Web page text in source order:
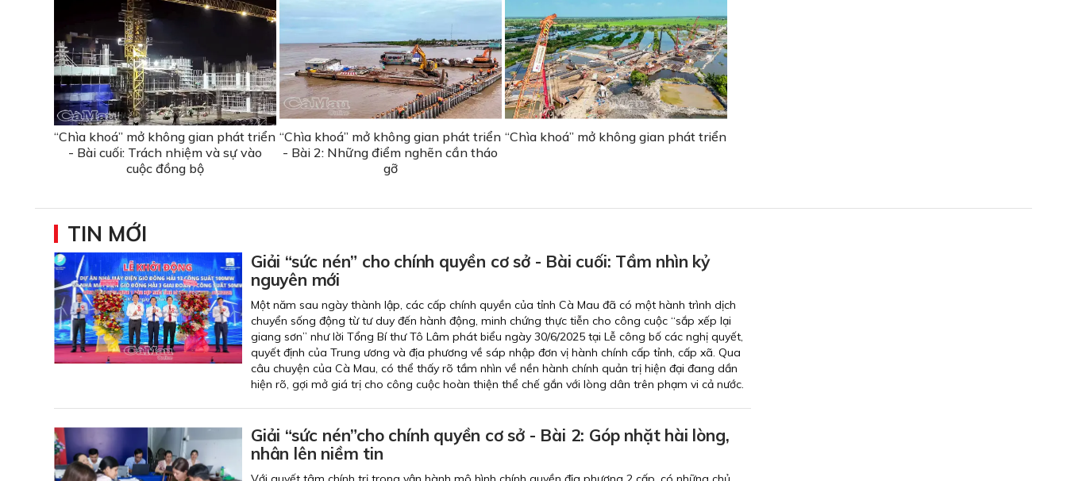
“Chìa khoá” mở không gian phát triển
- Bài cuối: Trách nhiệm và sự vào
cuộc đồng bộ
“Chìa khoá” mở không gian phát triển
- Bài 2: Những điểm nghẽn cần tháo
gỡ
“Chìa khoá” mở không gian phát triển
TIN MỚI
Giải “sức nén” cho chính quyền cơ sở - Bài cuối: Tầm nhìn kỷ
nguyên mới
Một năm sau ngày thành lập, các cấp chính quyền của tỉnh Cà Mau đã có một hành trình dịch
chuyển sống động từ tư duy đến hành động, minh chứng thực tiễn cho công cuộc “sắp xếp lại
giang sơn” như lời Tổng Bí thư Tô Lâm phát biểu ngày 30/6/2025 tại Lễ công bố các nghị quyết,
quyết định của Trung ương và địa phương về sáp nhập đơn vị hành chính cấp tỉnh, cấp xã. Qua
câu chuyện của Cà Mau, có thể thấy rõ tầm nhìn về nền hành chính quản trị hiện đại đang dần
hiện rõ, gợi mở giá trị cho công cuộc hoàn thiện thể chế gắn với lòng dân trên phạm vi cả nước.
Giải “sức nén”cho chính quyền cơ sở - Bài 2: Góp nhặt hài lòng,
nhân lên niềm tin